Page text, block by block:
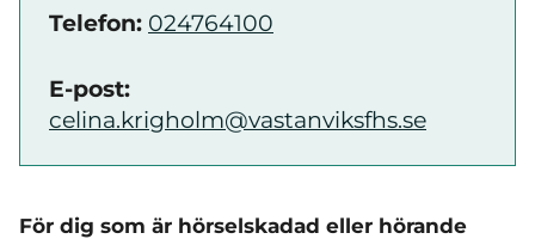
Telefon: 024764100
E-post:
celina.krigholm@vastanviksfhs.se
För dig som är hörselskadad eller hörande